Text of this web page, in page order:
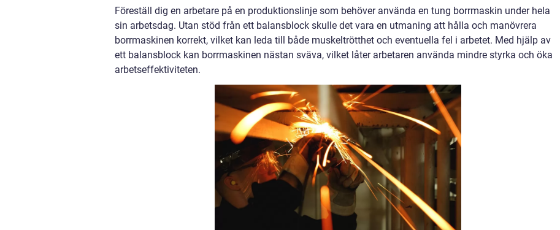
Föreställ dig en arbetare på en produktionslinje som behöver använda en tung borrmaskin under hela
sin arbetsdag. Utan stöd från ett balansblock skulle det vara en utmaning att hålla och manövrera
borrmaskinen korrekt, vilket kan leda till både muskeltrötthet och eventuella fel i arbetet. Med hjälp av
ett balansblock kan borrmaskinen nästan sväva, vilket låter arbetaren använda mindre styrka och öka
arbetseffektiviteten.